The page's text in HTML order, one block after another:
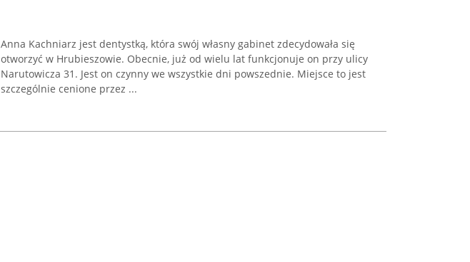
Anna Kachniarz jest dentystką, która swój własny gabinet zdecydowała się
otworzyć w Hrubieszowie. Obecnie, już od wielu lat funkcjonuje on przy ulicy
Narutowicza 31. Jest on czynny we wszystkie dni powszednie. Miejsce to jest
szczególnie cenione przez ...